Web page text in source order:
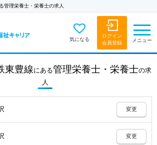
管理栄養士・栄養士の求人
気になる
ログイン
会員登録
メニュー
東豊線 にある管理栄養士・栄養士の求
人
変更
変更